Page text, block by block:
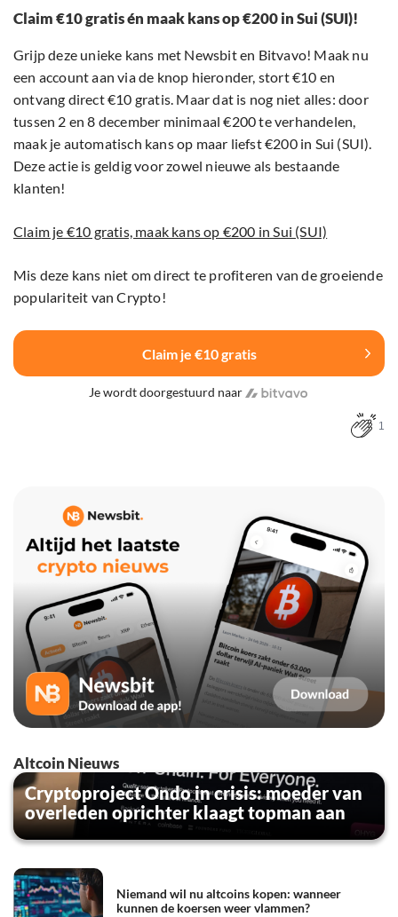
Claim €10 gratis én maak kans op €200 in Sui (SUI)!
Grijp deze unieke kans met Newsbit en Bitvavo! Maak nu
een account aan via de knop hieronder, stort €10 en
ontvang direct €10 gratis. Maar dat is nog niet alles: door
tussen 2 en 8 december minimaal €200 te verhandelen,
maak je automatisch kans op maar liefst €200 in Sui (SUI).
Deze actie is geldig voor zowel nieuwe als bestaande
klanten!
Claim je €10 gratis, maak kans op €200 in Sui (SUI)
Mis deze kans niet om direct te profiteren van de groeiende
populariteit van Crypto!
Claim je €10 gratis
Je wordt doorgestuurd naar
1
Altcoin Nieuws
Cryptoproject Ondo in crisis: moeder van
overleden oprichter klaagt topman aan
Niemand wil nu altcoins kopen: wanneer
kunnen de koersen weer vlammen?